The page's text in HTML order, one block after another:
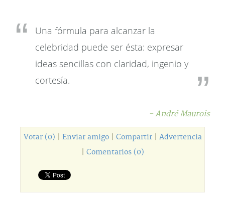
Una fórmula para alcanzar la
celebridad puede ser ésta: expresar
ideas sencillas con claridad, ingenio y
cortesía.
- André Maurois
Votar (0) Enviar amigo| Compartir| Advertencia
Comentarios (0)